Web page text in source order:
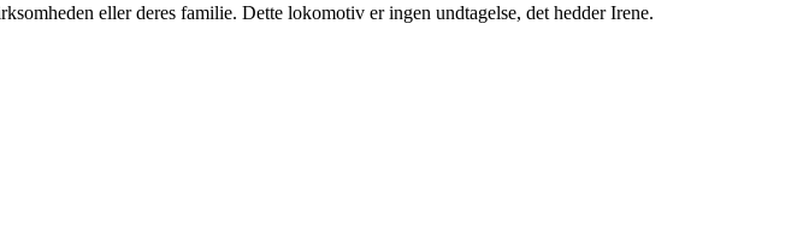
eller deres familie. Dette lokomotiv er ingen undtagelse, det hedder Irene.